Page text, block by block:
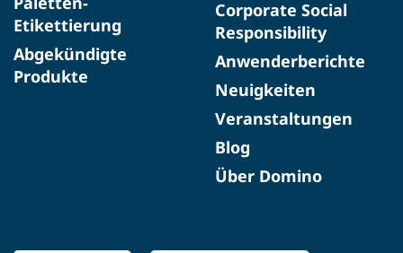
Etikettierung
Abgekündigte
Produkte​
Corporate Social
Responsibility
Anwenderberichte
Neuigkeiten
Veranstaltungen
Blog
Über Domino